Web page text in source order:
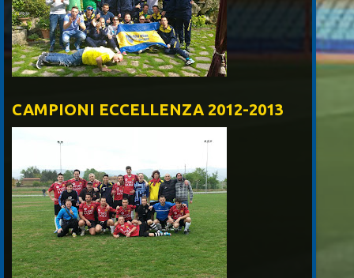
CAMPIONI ECCELLENZA 2012-2013